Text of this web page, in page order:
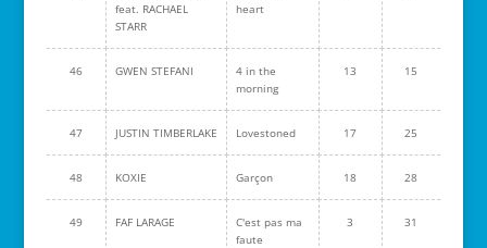
feat. RACHAEL
STARR
heart
46 GWEN STEFANI
4 in the
morning
13 15
47 JUSTIN TIMBERLAKE Lovestoned 17 25
48 KOXIE Garçon 18 28
49 FAF LARAGE
C'est pas ma
faute
3 31